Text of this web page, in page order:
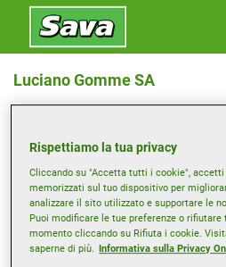
Luciano Gomme SA
VIA BRENTANI 17 , 6900 LUGANO
Ottieni indicazioni
Visualizza numero di telefono
Rispettiamo la tua privacy
Cliccando su "Accetta tutti i cookie", accetti
memorizzati sul tuo dispositivo per
analizzare il sito utilizzato e supportare le
Puoi modificare le tue preferenze o
momento cliccando su Rifiuta i cookie.
saperne di più. Informativa sulla Privacy